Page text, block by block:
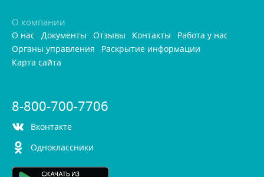
О компании
О нас Документы Отзывы Контакты
Работа у нас
Органы управления
Раскрытие информации
Карта сайта
8-800-700-7706
контакте
Одноклассники